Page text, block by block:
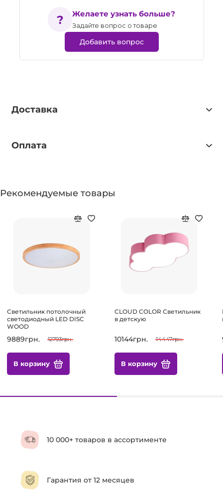
Желаете узнать больше?
Задайте вопрос о товаре
Добавить вопрос
Доставка
Оплата
Рекомендуемые товары
Светильник потолочный
светодиодный LED DISC
WOOD
9889грн. 12793грн.
В корзину
CLOUD COLOR Светильник
в детскую
10144грн. 14447грн.
В корзину
10 000+ товаров в ассортименте
Гарантия от 12 месяцев